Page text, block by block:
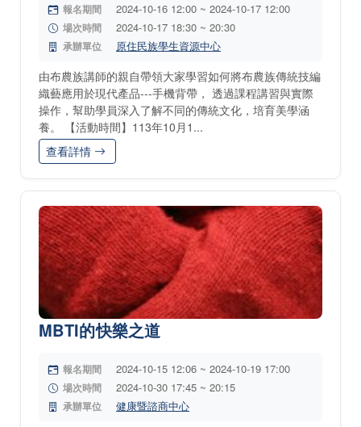
報名期間 2024-10-16 12:00 ~ 2024-10-17 12:00
場次時間 2024-10-17 18:30 ~ 20:30
承辦單位 原住民族學生資源中心
由布農族講師的親自帶領大家學習如何將布農族傳統技編
織藝應用於現代產品---手機背帶， ‬透過課程講習與實際
操作，幫‬助學員深入了解不同的傳統文化，培育美學涵
養。‬ 【活動時間】113年10月1...
查看詳情
MBTI的快樂之道
報名期間 2024-10-15 12:06 ~ 2024-10-19 17:00
場次時間 2024-10-30 17:45 ~ 20:15
承辦單位 健康暨諮商中心